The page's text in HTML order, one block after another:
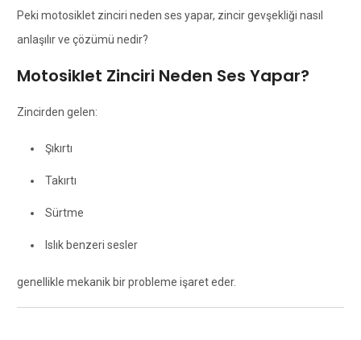
Peki motosiklet zinciri neden ses yapar, zincir gevşekliği nasıl
anlaşılır ve çözümü nedir?
Motosiklet Zinciri Neden Ses Yapar?
Zincirden gelen:
Şıkırtı
Takırtı
Sürtme
Islık benzeri sesler
genellikle mekanik bir probleme işaret eder.